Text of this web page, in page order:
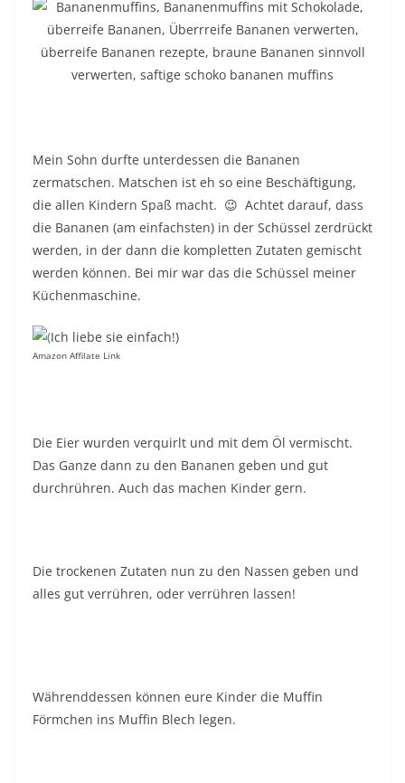
Mein Sohn durfte unterdessen die Bananen
zermatschen. Matschen ist eh so eine Beschäftigung,
die allen Kindern Spaß macht. 😉 Achtet darauf, dass
die Bananen (am einfachsten) in der Schüssel zerdrückt
werden, in der dann die kompletten Zutaten gemischt
werden können. Bei mir war das die Schüssel meiner
Küchenmaschine.
(Ich liebe sie einfach!)
Amazon Affilate Link
Die Eier wurden verquirlt und mit dem Öl vermischt.
Das Ganze dann zu den Bananen geben und gut
durchrühren. Auch das machen Kinder gern.
Die trockenen Zutaten nun zu den Nassen geben und
alles gut verrühren, oder verrühren lassen!
Währenddessen können eure Kinder die Muffin
Förmchen ins Muffin Blech legen.